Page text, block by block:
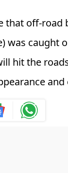
that off-
was caught
hit the